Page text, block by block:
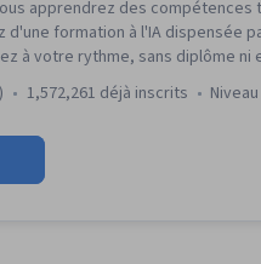
apprendrez des compétences
formation à l'IA dispensée
à votre rythme, sans diplôme ni
1,572,261 déjà inscrits